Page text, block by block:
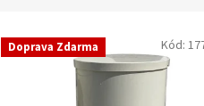
nV Doprava Zdarma Kód: